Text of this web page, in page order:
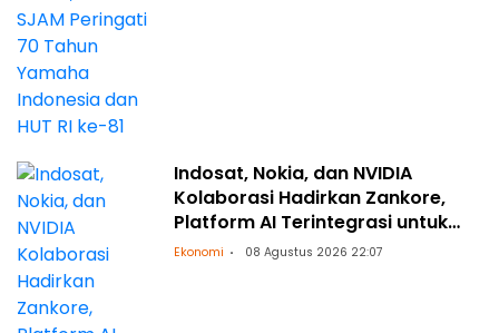
Indosat, Nokia, dan NVIDIA
Kolaborasi Hadirkan Zankore,
Platform AI Terintegrasi untuk
Asia-Pasifik
Ekonomi 08 Agustus 2026 22:07